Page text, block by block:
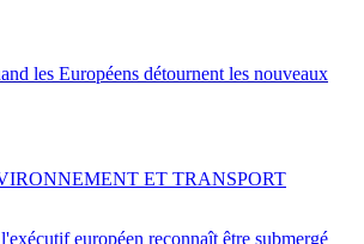
les Européens détournent les nouveaux
européen reconnaît être submergé
ET TRANSPORT